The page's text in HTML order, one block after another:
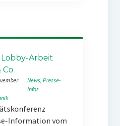
Arbeit
Co.
News, Presse-
Infos
Information vom